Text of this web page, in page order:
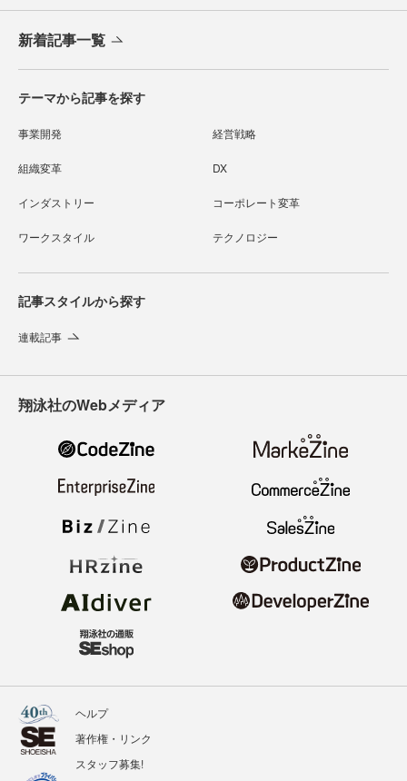
新着記事一覧
テーマから記事を探す
事業開発 経営戦略
組織変革 DX
インダストリー コーポレート変革
ワークスタイル テクノロジー
記事スタイルから探す
連載記事
翔泳社のWebメディア
ヘルプ
著作権・リンク
スタッフ募集!